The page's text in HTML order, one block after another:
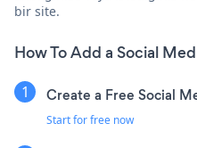
bir site.
How To Add a Social
Create a Free Social
Start for free now